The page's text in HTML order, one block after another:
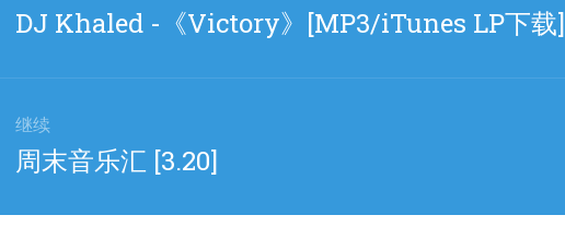
上
DJ Khaled -《Victory》[MP3/iTunes LP下载]
继续
下
篇
周末音乐汇 [3.20]